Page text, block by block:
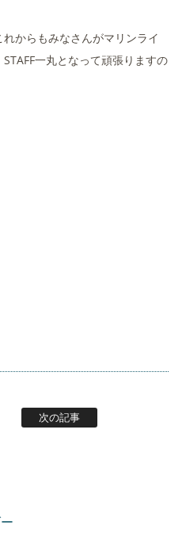
からもみなさんがマリンライ
一丸となって頑張りますの
次の記事